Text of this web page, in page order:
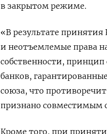
в закрытом режиме.
«В результате
и неотъемлемые права
собственности, принцип
банков,
союза, что
признано совместимым
Кроме того, при